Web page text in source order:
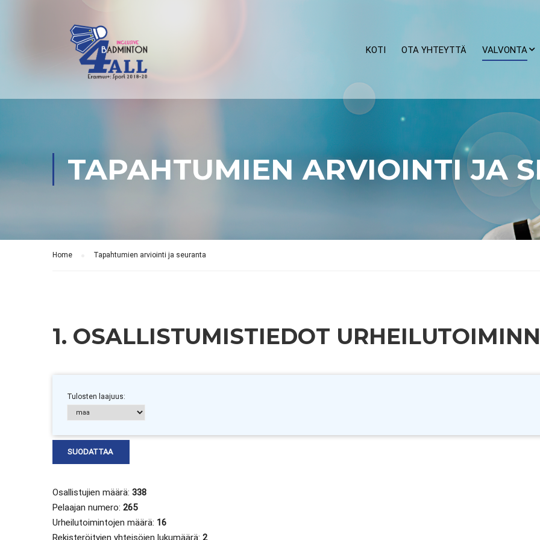
Koulutukseen osallistuneet (XLS)
KOTI OTA YHTEYTTÄ VALVONTA
TAPAHTUMIEN ARVIOINTI JA
Home Tapahtumien arviointi ja seuranta
1. OSALLISTUMISTIEDOT
Tulosten laajuus:
Osallistujien määrä: 338
Pelaajan numero: 265
Urheilutoimintojen määrä: 16
Rekisteröityjen yhteisöjen lukumäärä: 2